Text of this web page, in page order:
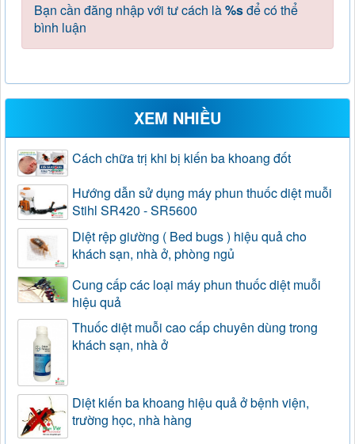
Bạn cần đăng nhập với tư cách là%sđể có thể
bình luận
XEM NHIỀU
Cách chữa trị khi bị kiến ba khoang đốt
Hướng dẫn sử dụng máy phun thuốc diệt muỗi
Stihl SR420 - SR5600
Diệt rệp giường ( Bed bugs ) hiệu quả cho
khách sạn, nhà ở, phòng ngủ
Cung cấp các loại máy phun thuốc diệt muỗi
hiệu quả
Thuốc diệt muỗi cao cấp chuyên dùng trong
khách sạn, nhà ở
Diệt kiến ba khoang hiệu quả ở bệnh viện,
trường học, nhà hàng